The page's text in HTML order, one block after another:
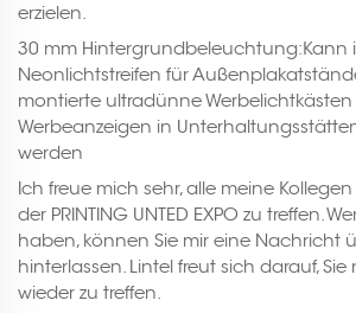
erzielen.
30 mm Hintergrundbeleuchtung:Kann
Neonlichtstreifen für
montierte ultradünne
Werbeanzeigen in
werden
Ich freue mich sehr, alle meine
der PRINTING UNTED EXPO zu treffen.
haben, können Sie mir eine Nachricht
hinterlassen. Lintel freut sich darauf,
wieder zu treffen.